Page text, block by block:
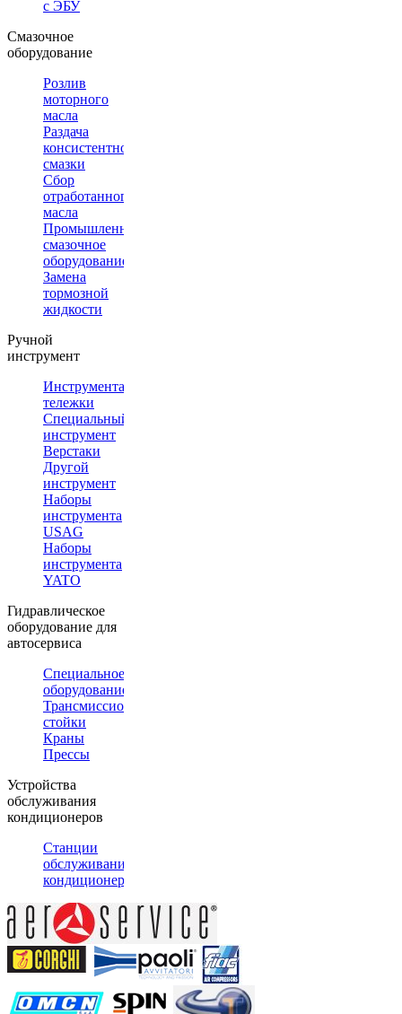
с ЭБУ
Смазочное
оборудование
Розлив
моторного
масла
Раздача
консистентной
смазки
Сбор
отработанного
масла
Промышленное
смазочное
оборудование
Замена
тормозной
жидкости
Ручной
инструмент
Инструментальные
тележки
Специальный
инструмент
Верстаки
Другой
инструмент
Наборы
инструмента
USAG
Наборы
инструмента
YATO
Гидравлическое
оборудование для
автосервиса
Специальное
оборудование
Трансмиссионные
стойки
Краны
Прессы
Устройства
обслуживания
кондиционеров
Станции
обслуживания
кондиционеров